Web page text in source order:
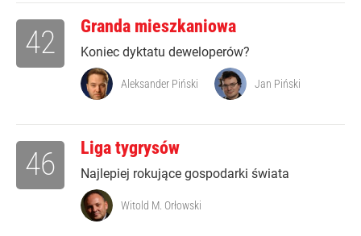
Granda mieszkaniowa
Koniec dyktatu deweloperów?
42
Aleksander Piński Jan Piński
Liga tygrysów
Najlepiej rokujące gospodarki świata
46
Witold M. Orłowski